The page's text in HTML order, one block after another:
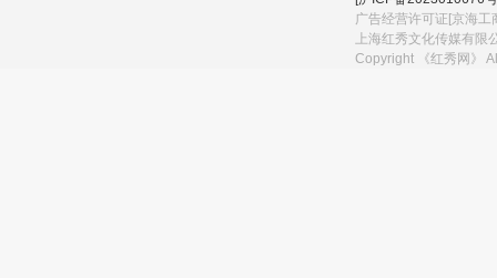
广告经营许可证[京海
上海红秀文化传媒有限
Copyright 《红秀网》